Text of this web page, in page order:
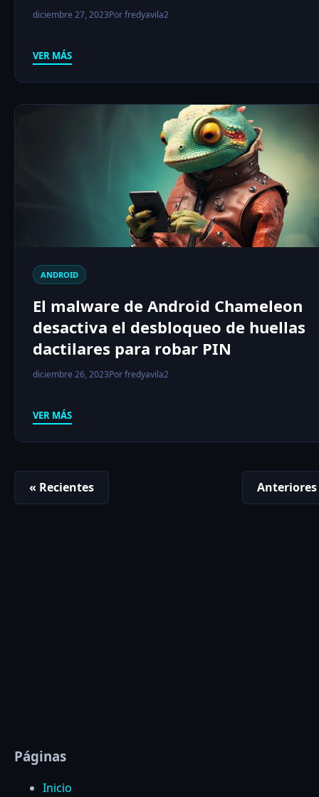
diciembre 27, 2023Por fredyavila2
VER MÁS
ANDROID
El malware de Android Chameleon
desactiva el desbloqueo de huellas
dactilares para robar PIN
diciembre 26, 2023Por fredyavila2
VER MÁS
« Recientes Anteriores
Páginas
Inicio